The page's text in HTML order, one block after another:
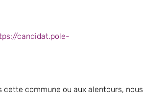
candidat.pole-
cette commune ou aux alentours, nous